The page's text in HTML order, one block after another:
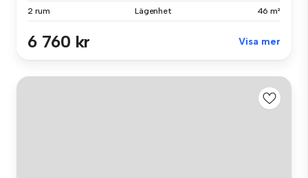
2 rum Lägenhet 46 m²
6 760 kr Visa mer